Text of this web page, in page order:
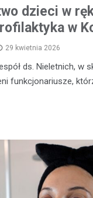
dzieci w
w
29 kwietnia 2026
ds. Nieletnich, w
funkcjonariusze,